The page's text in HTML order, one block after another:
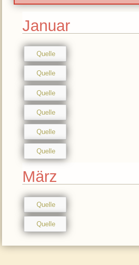
Januar
Quelle
Quelle
Quelle
Quelle
Quelle
Quelle
März
Quelle
Quelle